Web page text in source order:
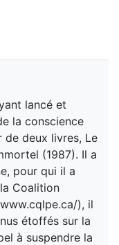
lancé et
la conscience
de deux livres, Le
(1987). Il a
pour qui il a
Coalition
), il
étoffés sur la
à suspendre la